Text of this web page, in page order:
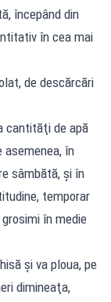
începând din
în cea mai
de descărcări
cantităţi de apă
asemenea, în
sâmbătă, şi în
temporar
în medie
şi va ploua, pe
dimineaţa,